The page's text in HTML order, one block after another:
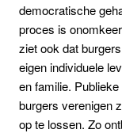
democratische
proces is
ziet ook dat
eigen individuele
en familie.
burgers verenigen
op te lossen. Zo